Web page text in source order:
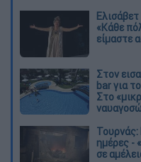
«Κάθε
είμαστε
Στον
bar για
Στο
ημέρες -
σε